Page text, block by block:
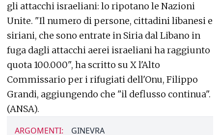
gli attacchi israeliani: lo ripotano le Nazioni
Unite. "Il numero di persone, cittadini libanesi e
siriani, che sono entrate in Siria dal Libano in
fuga dagli attacchi aerei israeliani ha raggiunto
quota 100.000", ha scritto su X l'Alto
Commissario per i rifugiati dell'Onu, Filippo
Grandi, aggiungendo che "il deflusso continua".
(ANSA).
ARGOMENTI: GINEVRA